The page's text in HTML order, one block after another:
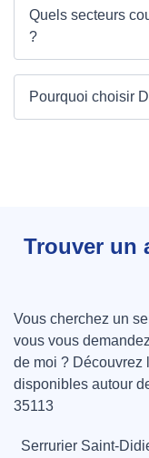
Quels secteurs
?
Pourquoi choisir
Trouver un
Vous cherchez un
vous vous
de moi ? Découvrez
disponibles autour
35113
Serrurier Saint-